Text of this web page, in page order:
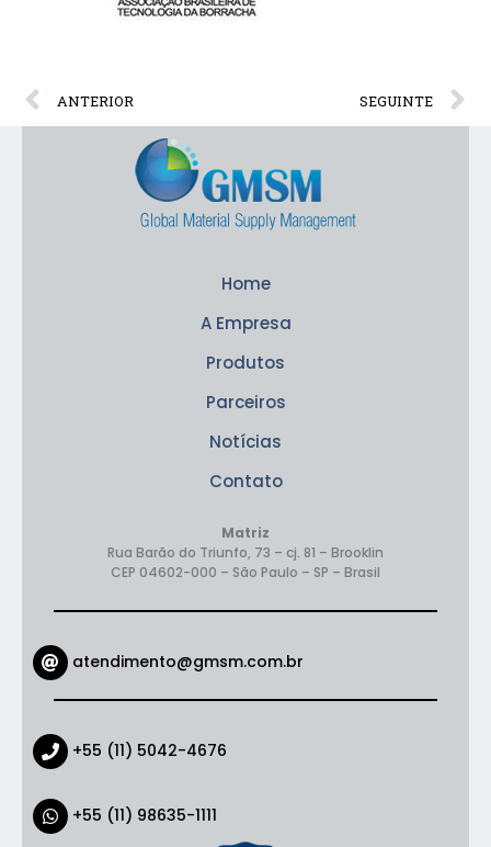
ANTERIOR SEGUINTE
Home
A Empresa
Produtos
Parceiros
Notícias
Contato
Matriz
Rua Barão do Triunfo, 73 – cj. 81 – Brooklin
CEP 04602-000 – São Paulo – SP – Brasil
atendimento@gmsm.com.br
+55 (11) 5042-4676
+55 (11) 98635-1111